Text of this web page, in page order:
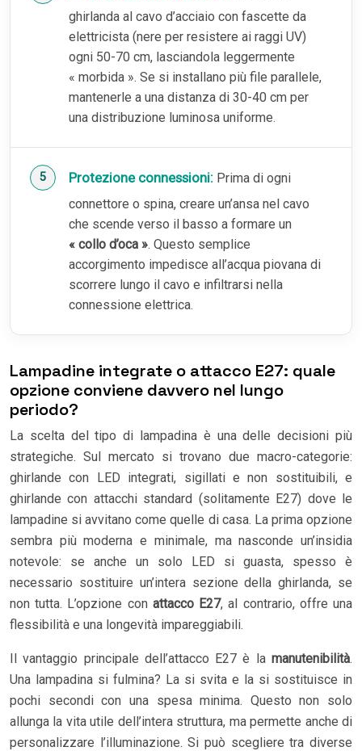
ghirlanda al cavo d’acciaio con fascette da
elettricista (nere per resistere ai raggi UV)
ogni 50-70 cm, lasciandola leggermente
« morbida ». Se si installano più file parallele,
mantenerle a una distanza di 30-40 cm per
una distribuzione luminosa uniforme.
Protezione connessioni: Prima di ogni
connettore o spina, creare un’ansa nel cavo
che scende verso il basso a formare un
« collo d’oca ». Questo semplice
accorgimento impedisce all’acqua piovana di
scorrere lungo il cavo e infiltrarsi nella
connessione elettrica.
Lampadine integrate o attacco E27: quale
opzione conviene davvero nel lungo
periodo?
La scelta del tipo di lampadina è una delle decisioni più
strategiche. Sul mercato si trovano due macro-categorie:
ghirlande con LED integrati, sigillati e non sostituibili, e
ghirlande con attacchi standard (solitamente E27) dove le
lampadine si avvitano come quelle di casa. La prima opzione
sembra più moderna e minimale, ma nasconde un’insidia
notevole: se anche un solo LED si guasta, spesso è
necessario sostituire un’intera sezione della ghirlanda, se
non tutta. L’opzione con attacco E27, al contrario, offre una
flessibilità e una longevità impareggiabili.
Il vantaggio principale dell’attacco E27 è la manutenibilità.
Una lampadina si fulmina? La si svita e la si sostituisce in
pochi secondi con una spesa minima. Questo non solo
allunga la vita utile dell’intera struttura, ma permette anche di
personalizzare l’illuminazione. Si può scegliere tra diverse